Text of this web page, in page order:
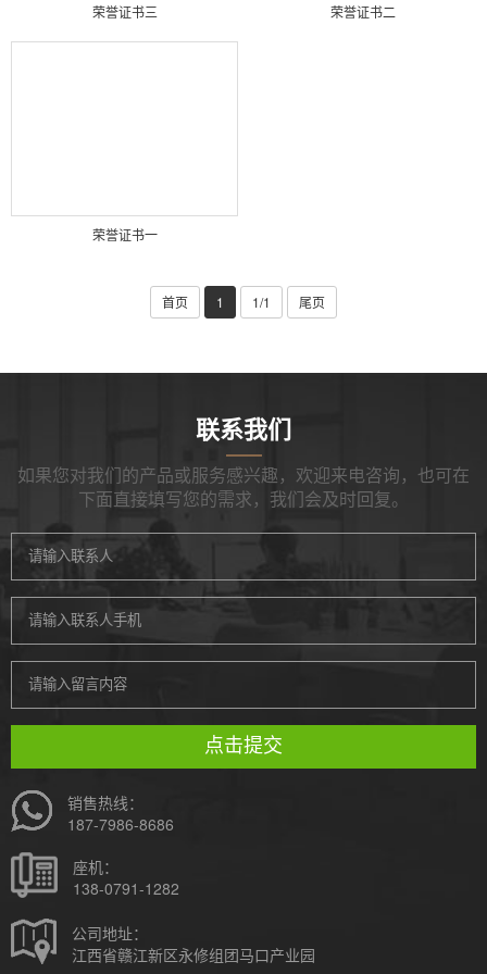
荣誉证书三 荣誉证书二
荣誉证书一
首页 1 1/1 尾页
联系我们
如果您对我们的产品或服务感兴趣，欢迎来电咨询，也可在
下面直接填写您的需求，我们会及时回复。
点击提交
销售热线：
187-7986-8686
座机：
138-0791-1282
公司地址：
江西省赣江新区永修组团马口产业园